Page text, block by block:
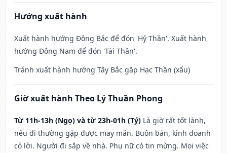
Hướng xuất hành
Xuất hành hướng Đông Bắc để đón 'Hỷ Thần'. Xuất hành
hướng Đông Nam để đón 'Tài Thần'.
Tránh xuất hành hướng Tây Bắc gặp Hạc Thần (xấu)
Giờ xuất hành Theo Lý Thuần Phong
Từ 11h-13h (Ngọ) và từ 23h-01h (Tý) Là giờ rất tốt lành,
nếu đi thường gặp được may mắn. Buôn bán, kinh doanh
có lời. Người đi sắp về nhà. Phụ nữ có tin mừng. Mọi việc